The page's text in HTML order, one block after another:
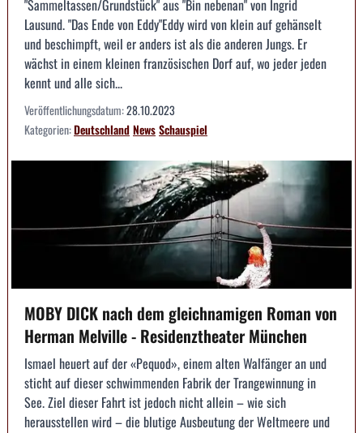
"Sammeltassen/Grundstück" aus "Bin nebenan" von Ingrid
Lausund. "Das Ende von Eddy"Eddy wird von klein auf gehänselt
und beschimpft, weil er anders ist als die anderen Jungs. Er
wächst in einem kleinen französischen Dorf auf, wo jeder jeden
kennt und alle sich...
Veröffentlichungsdatum:28.10.2023
Kategorien:DeutschlandNewsSchauspiel
MOBY DICK nach dem gleichnamigen Roman von
Herman Melville - Residenztheater München
Ismael heuert auf der «Pequod», einem alten Walfänger an und
sticht auf dieser schwimmenden Fabrik der Trangewinnung in
See. Ziel dieser Fahrt ist jedoch nicht allein – wie sich
herausstellen wird – die blutige Ausbeutung der Weltmeere und